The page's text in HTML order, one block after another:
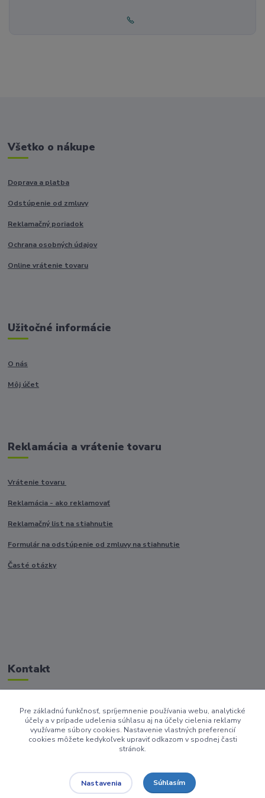
Všetko o nákupe
Doprava a platba
Odstúpenie od zmluvy
Reklamačný poriadok
Ochrana osobných údajov
Online vrátenie tovaru
Užitočné informácie
O nás
Môj účet
Reklamácia a vrátenie tovaru
Vrátenie tovaru
Reklamácia - ako reklamovať
Reklamačný list na stiahnutie
Formulár na odstúpenie od zmluvy na stiahnutie
Časté otázky
Kontakt
+421917682234
/Po-Pi 9-17 hod/
Pre základnú funkčnosť, spríjemnenie používania webu, analytické
účely a v prípade udelenia súhlasu aj na účely cielenia reklamy
využívame súbory cookies. Nastavenie vlastných preferencií
cookies môžete kedykoľvek upraviť odkazom v spodnej časti
stránok.
Nastavenia Súhlasím